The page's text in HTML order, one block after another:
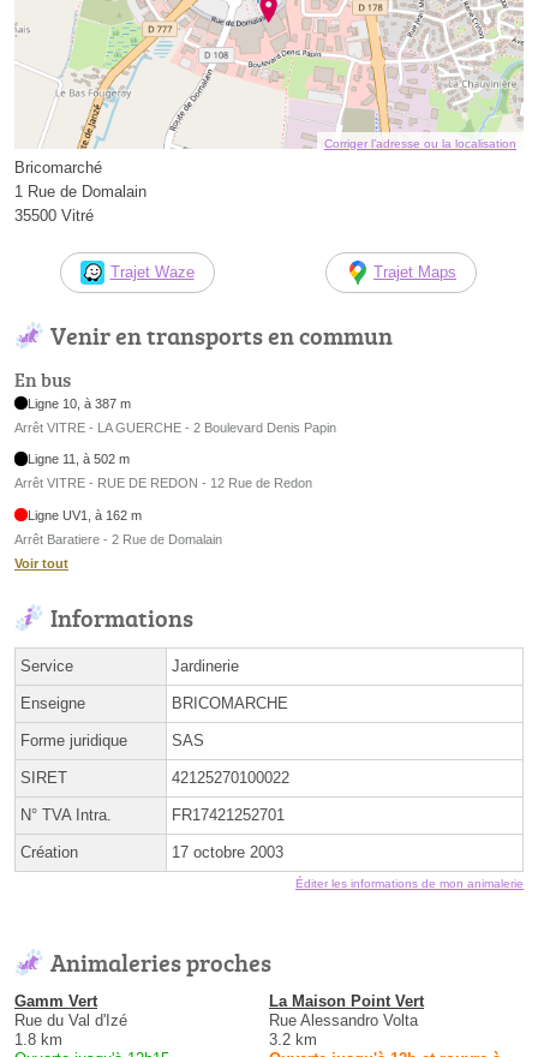
Corriger l’adresse ou la localisation
Bricomarché
1 Rue de Domalain
35500 Vitré
Trajet Waze Trajet Maps
Venir en transports en commun
En bus
Ligne 10, à 387 m
Arrêt VITRE - LA GUERCHE - 2 Boulevard Denis Papin
Ligne 11, à 502 m
Arrêt VITRE - RUE DE REDON - 12 Rue de Redon
Ligne UV1, à 162 m
Arrêt Baratiere - 2 Rue de Domalain
Voir tout
Informations
Service Jardinerie
Enseigne BRICOMARCHE
Forme juridique SAS
SIRET 42125270100022
N° TVA Intra. FR17421252701
Création 17 octobre 2003
Éditer les informations de mon animalerie
Animaleries proches
Gamm Vert
Rue du Val d'Izé
1.8 km
La Maison Point Vert
Rue Alessandro Volta
3.2 km